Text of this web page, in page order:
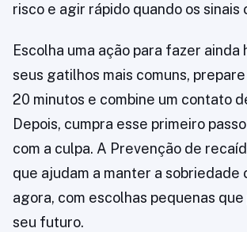
risco e agir rápido quando os sinais
Escolha uma ação para fazer ainda
seus gatilhos mais comuns,
20 minutos e combine um contato
Depois, cumpra esse primeiro
com a culpa. A Prevenção de
que ajudam a manter a sobriedade
agora, com escolhas pequenas
seu futuro.